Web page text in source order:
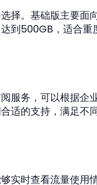
择。基础版主要面
到500GB，适合重
服务，可以根据
适的支持，满足不
实时查看流量使用